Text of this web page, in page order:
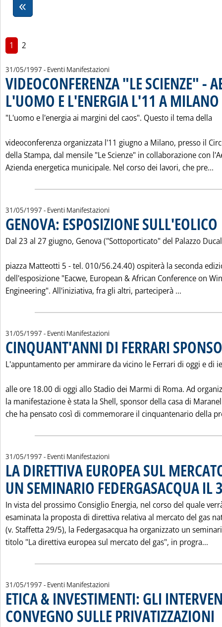
1 2
31/05/1997 - Eventi Manifestazioni
VIDEOCONFERENZA "LE SCIENZE" -
L'UOMO E L'ENERGIA L'11 A MILANO
"L'uomo e l'energia ai margini del caos". Questo il tema della
videoconferenza organizzata l'11 giugno a Milano, presso il
della Stampa, dal mensile "Le Scienze" in collaborazione con
Azienda energetica municipale. Nel corso dei lavori, che pre...
31/05/1997 - Eventi Manifestazioni
GENOVA: ESPOSIZIONE SULL'EOLICO
Dal 23 al 27 giugno, Genova ("Sottoporticato" del Palazzo
piazza Matteotti 5 - tel. 010/56.24.40) ospiterà la seconda
dell'esposizione "Eacwe, European & African Conference on
Engineering". All'iniziativa, fra gli altri, parteciperà ...
31/05/1997 - Eventi Manifestazioni
CINQUANT'ANNI DI FERRARI
L'appuntamento per ammirare da vicino le Ferrari di oggi e di
alle ore 18.00 di oggi allo Stadio dei Marmi di Roma. Ad
la manifestazione è stata la Shell, sponsor della casa di
che ha pensato così di commemorare il cinquantenario della
31/05/1997 - Eventi Manifestazioni
LA DIRETTIVA EUROPEA SUL
UN SEMINARIO FEDERGASACQUA IL
In vista del prossimo Consiglio Energia, nel corso del quale
esaminata la proposta di direttiva relativa al mercato del gas
(v. Staffetta 29/5), la Federgasacqua ha organizzato un
titolo "La direttiva europea sul mercato del gas", in progra...
31/05/1997 - Eventi Manifestazioni
ETICA & INVESTIMENTI: GLI
CONVEGNO SULLE PRIVATIZZAZIONI